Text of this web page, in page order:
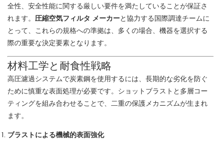
全性、安全性能に関する厳しい要件を満たしていることが保証さ
れます。 圧縮空気フィルタ メーカーと協力する国際調達チームに
とって、これらの規格への準拠は、多くの場合、機器を選択する
際の重要な決定要素となります。
材料工学と耐食性戦略
高圧濾過システムで炭素鋼を使用するには、長期的な劣化を防ぐ
ために慎重な表面処理が必要です。ショットブラストと多層コー
ティングを組み合わせることで、二重の保護メカニズムが生まれ
ます。
ブラストによる機械的表面強化